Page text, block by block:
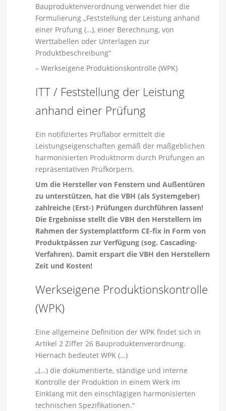
Bauproduktenverordnung verwendet hier die
Formulierung „Feststellung der Leistung anhand
einer Prüfung (…), einer Berechnung, von
Werttabellen oder Unterlagen zur
Produktbeschreibung“
– Werkseigene Produktionskontrolle (WPK)
ITT / Feststellung der Leistung
anhand einer Prüfung
Ein notifiziertes Prüflabor ermittelt die
Leistungseigenschaften gemäß der maßgeblichen
harmonisierten Produktnorm durch Prüfungen an
repräsentativen Prüfkörpern.
Um die Hersteller von Fenstern und Außentüren
zu unterstützen, hat die VBH (als Systemgeber)
zahlreiche (Erst-) Prüfungen durchführen lassen!
Die Ergebnisse stellt die VBH den Herstellern im
Rahmen der Systemplattform CE-fix in Form von
Produktpässen zur Verfügung (sog. Cascading-
Verfahren). Damit erspart die VBH den Herstellern
Zeit und Kosten!
Werkseigene Produktionskontrolle
(WPK)
Eine allgemeine Definition der WPK findet sich in
Artikel 2 Ziffer 26 Bauproduktenverordnung.
Hiernach bedeutet WPK (…)
„(…) die dokumentierte, ständige und interne
Kontrolle der Produktion in einem Werk im
Einklang mit den einschlägigen harmonisierten
technischen Spezifikationen.“